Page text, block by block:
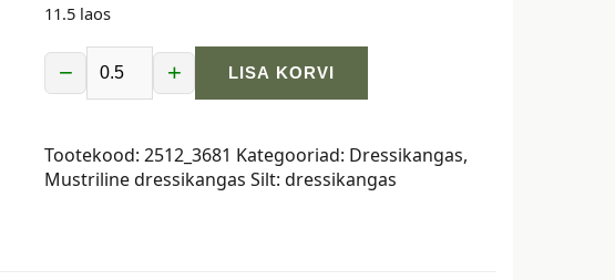
11.5 laos
−
Dressikangas,
paks,
suured
lilled
+ LISA KORVI
Tootekood: 2512_3681 Kategooriad: Dressikangas,
Mustriline dressikangas Silt: dressikangas